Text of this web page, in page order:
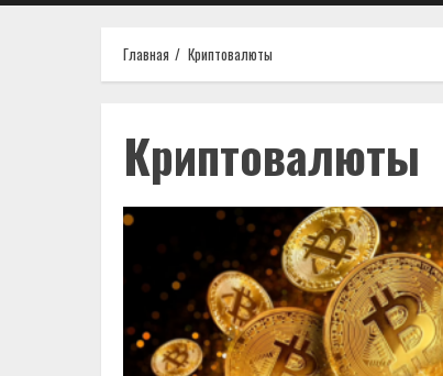
Главная Криптовалюты
Криптовалюты